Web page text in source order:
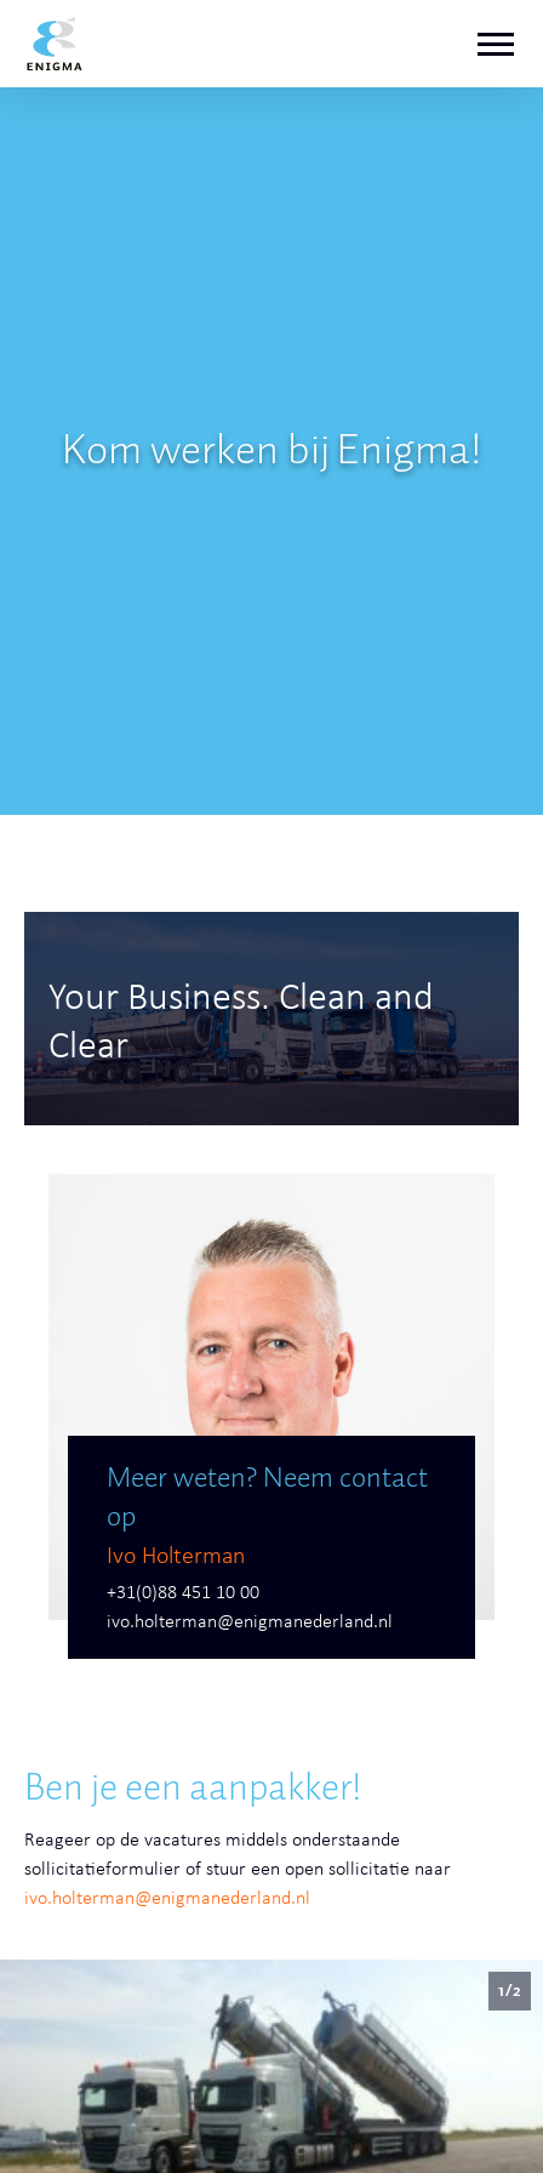
Kom werken bij Enigma!
Your Business. Clean and
Clear
Meer weten? Neem contact
op
Ivo Holterman
+31(0)88 451 10 00
ivo.holterman@enigmanederland.nl
Ben je een aanpakker!
Reageer op de vacatures middels onderstaande
sollicitatieformulier of stuur een open sollicitatie naar
ivo.holterman@enigmanederland.nl
1/2